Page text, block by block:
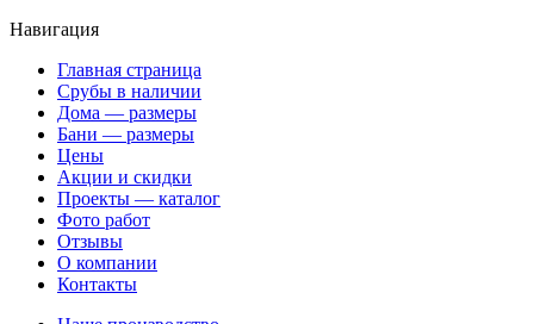
Навигация
Главная страница
Срубы в наличии
Дома — размеры
Бани — размеры
Цены
Акции и скидки
Проекты — каталог
Фото работ
Отзывы
О компании
Контакты